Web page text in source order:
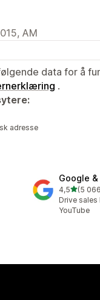
AM
data for å
.
adresse
Google
4,5av 5
(5
Totalt
Drive
YouTube